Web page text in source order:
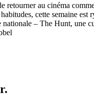
retourner au cinéma
cette semaine est
– The Hunt, une